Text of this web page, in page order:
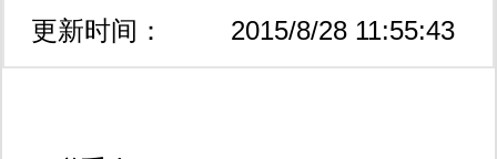
近、液位、光电传感器及保安产品；
2、semitec-1shizuka石冢、shibaura芝
更新时间： 2015/8/28 11:55:43